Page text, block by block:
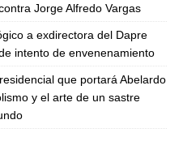
Jorge Alfredo Vargas
a exdirectora del Dapre
intento de envenenamiento
que portará Abelardo
y el arte de un sastre